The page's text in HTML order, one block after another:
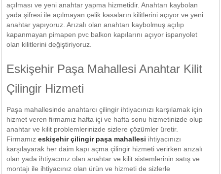
açılması ve yeni anahtar yapma hizmetidir. Anahtarı kaybolan
yada şifresi ile açılmayan çelik kasaların kilitlerini açıyor ve yeni
anahtar yapıyoruz. Arızalı olan anahtarı kaybolmuş açılıp
kapanmayan pimapen pvc balkon kapılarını açıyor ispanyolet
olan kilitlerini değiştiriyoruz.
Eskişehir Paşa Mahallesi Anahtar Kilit
Çilingir Hizmeti
Paşa mahallesinde anahtarcı çilingir ihtiyacınızı karşılamak için
hizmet veren firmamız hafta içi ve hafta sonu hizmetinizde olup
anahtar ve kilit problemlerinizde sizlere çözümler üretir.
Firmamızeskişehir çilingir paşa mahallesi ihtiyacınızı
karşılayarak her daim kapı açma çilingir hizmeti verirken arızalı
olan yada ihtiyacınız olan anahtar ve kilit sistemlerinin satış ve
montajı ile ihtiyacınız olan ürün ve hizmeti de sizlerle